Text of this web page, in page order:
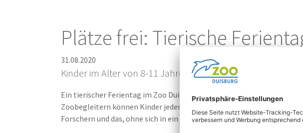
Plätze frei: Tierische
31.08.2020
Kinder im Alter von 8-11 Jahren können die facettenreiche
Ein tierischer Ferientag im Zoo Duisburg – in den Herbstferien ist das
Zoobegleitern können Kinder jeden Montag, Mittwoch und Freitag auf
Forschern und das, ohne sich in ein Flugzeug setzen zu müssen.